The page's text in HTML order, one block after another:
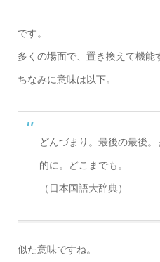
です。
多くの場面で、置き換えて機能
ちなみに意味は以下。
どんづまり。最後の最後
的に。どこまでも。
（日本国語大辞典）
似た意味ですね。